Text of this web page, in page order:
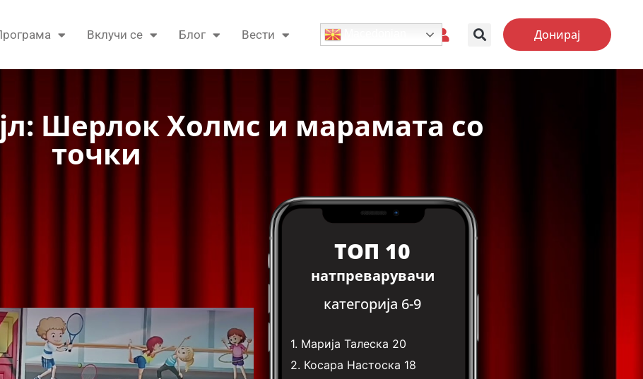
Вклучи се Блог Вести Донирај
Шерлок Холмс и марамата со
точки
ТОП 10
натпреварувачи
категорија 6-9
1. Марија Талеска 20
2. Косара Настоска 18